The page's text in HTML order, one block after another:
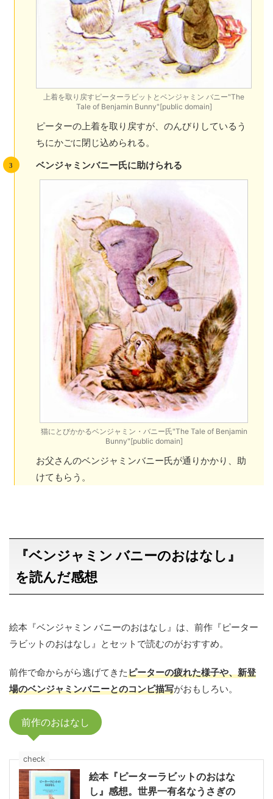
上着を取り戻すピーターラビットとベンジャミン バニー"The
Tale of Benjamin Bunny"[public domain]
ピーターの上着を取り戻すが、のんびりしているう
ちにかごに閉じ込められる。
ベンジャミンバニー氏に助けられる
猫にとびかかるベンジャミン・バニー氏"The Tale of Benjamin
Bunny"[public domain]
お父さんのベンジャミンバニー氏が通りかかり、助
けてもらう。
『ベンジャミン バニーのおはなし』
を読んだ感想
絵本『ベンジャミン バニーのおはなし』は、前作『ピーター
ラビットのおはなし』とセットで読むのがおすすめ。
前作で命からがら逃げてきたピーターの疲れた様子や、新登
場のベンジャミンバニーとのコンビ描写がおもしろい。
前作のおはなし
check
絵本『ピーターラビットのおはな
し』感想。世界一有名なうさぎの